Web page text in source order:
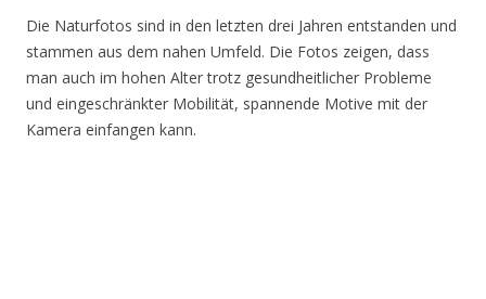
Die Naturfotos sind in den letzten drei Jahren entstanden und
stammen aus dem nahen Umfeld. Die Fotos zeigen, dass
man auch im hohen Alter trotz gesundheitlicher Probleme
und eingeschränkter Mobilität, spannende Motive mit der
Kamera einfangen kann.